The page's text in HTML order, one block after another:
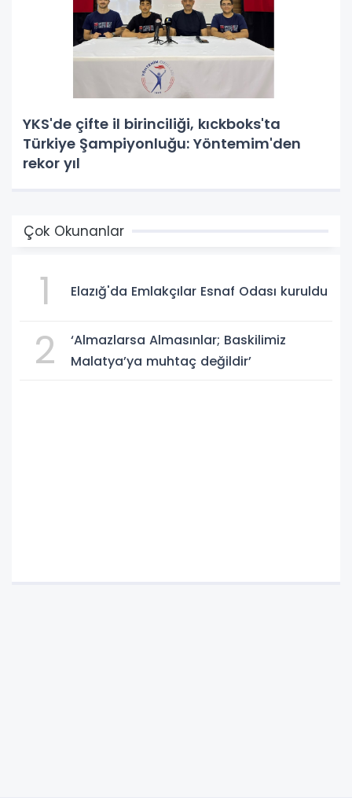
YKS'de çifte il birinciliği, kıckboks'ta
Türkiye Şampiyonluğu: Yöntemim'den
rekor yıl
Çok Okunanlar
1 Elazığ'da Emlakçılar Esnaf Odası kuruldu
2
‘Almazlarsa Almasınlar; Baskilimiz
Malatya’ya muhtaç değildir’